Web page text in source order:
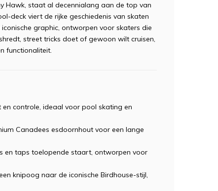
Hawk, staat al decennialang aan de top van
deck viert de rijke geschiedenis van skaten
graphic, ontworpen voor skaters die
street tricks doet of gewoon wilt cruisen,
functionaliteit.
en controle, ideaal voor pool skating en
Canadees esdoornhout voor een lange
en taps toelopende staart, ontworpen voor
knipoog naar de iconische Birdhouse-stijl,